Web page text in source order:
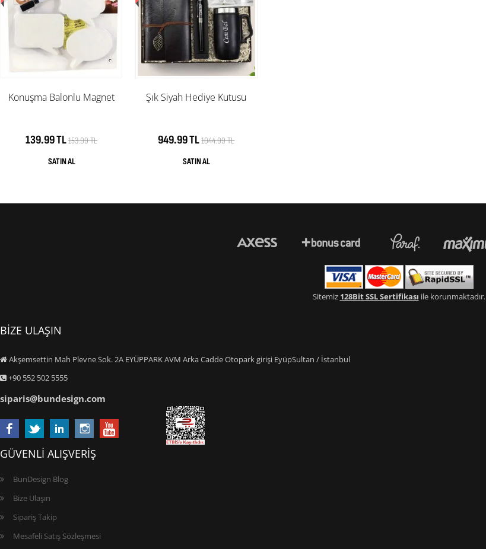
Konuşma Balonlu Magnet
139.99 TL153.99 TL
Şık Siyah Hediye Kutusu
949.99 TL1044.99 TL
Sitemiz 128Bit SSL Sertifikası ile korunmaktadır.
BİZE ULAŞIN
Akşemsettin Mah Plevne Sok. 2A EYÜPPARK AVM Arka Cadde Otopark girişi EyüpSultan / İstanbul
+90 552 502 5555
siparis@bundesign.com
GÜVENLİ ALIŞVERİŞ
BunDesign Blog
Bize Ulaşın
Sipariş Takip
Mesafeli Satış Sözleşmesi